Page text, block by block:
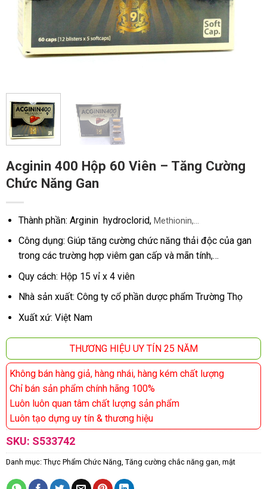
Acginin 400 Hộp 60 Viên – Tăng Cường
Chức Năng Gan
Thành phần: Arginin hydroclorid, Methionin,…
Công dụng: Giúp tăng cường chức năng thải độc của gan
trong các trường hợp viêm gan cấp và mãn tính,…
Quy cách: Hộp 15 vỉ x 4 viên
Nhà sản xuất: Công ty cổ phần dược phẩm Trường Thọ
Xuất xứ: Việt Nam
THƯƠNG HIỆU UY TÍN 25 NĂM
Không bán hàng giả, hàng nhái, hàng kém chất lượng
Chỉ bán sản phẩm chính hãng 100%
Luôn luôn quan tâm chất lượng sản phẩm
Luôn tạo dựng uy tín & thương hiệu
SKU: S533742
Danh mục: Thực Phẩm Chức Năng Tăng cường chắc năng gan, mật